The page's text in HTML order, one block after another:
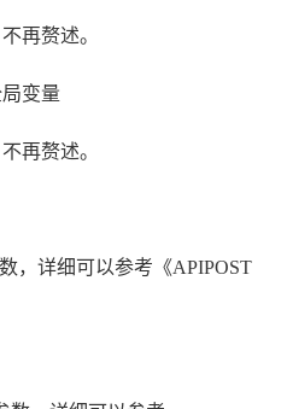
再赘述。
变量
再赘述。
，详细可以参考《APIPOST